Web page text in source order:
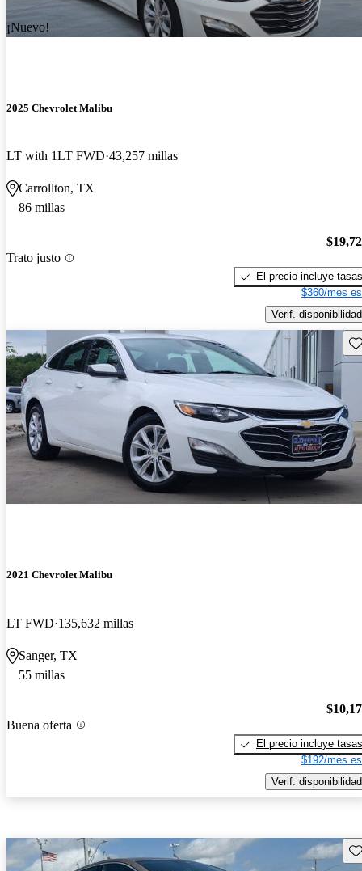
¡Nuevo!
2025 Chevrolet Malibu
LT with 1LT FWD 43,257 millas
Carrollton, TX
86 millas
Trato justo
El precio incluye tasas
$360/mes
Verif. disponibilidad
2021 Chevrolet Malibu
LT FWD 135,632 millas
Sanger, TX
55 millas
Buena oferta
El precio incluye tasas
$192/mes
Verif. disponibilidad